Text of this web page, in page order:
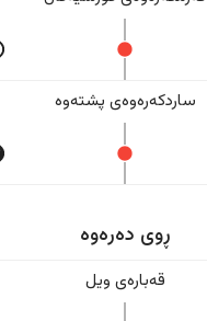
ساردکەرەوەی پشتەوە
ڕوی دەرەوە
قەبارەی ویل